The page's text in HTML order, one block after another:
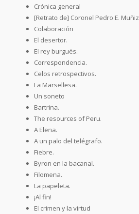
Crónica general
[Retrato de] Coronel Pedro E. Muñiz
Colaboración
El desertor.
El rey burgués.
Correspondencia.
Celos retrospectivos.
La Marsellesa.
Un soneto
Bartrina.
The resources of Peru.
A Elena.
A un palo del telégrafo.
Fiebre.
Byron en la bacanal.
Filomena.
La papeleta.
¡Al fin!
El crimen y la virtud